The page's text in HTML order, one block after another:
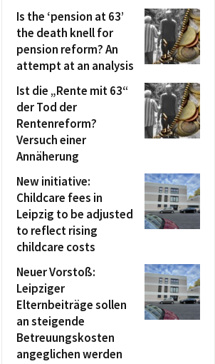
Is the ‘pension at 63’
the death knell for
pension reform? An
attempt at an analysis
Ist die „Rente mit 63“
der Tod der
Rentenreform?
Versuch einer
Annäherung
New initiative:
Childcare fees in
Leipzig to be adjusted
to reflect rising
childcare costs
Neuer Vorstoß:
Leipziger
Elternbeiträge sollen
an steigende
Betreuungskosten
angeglichen werden